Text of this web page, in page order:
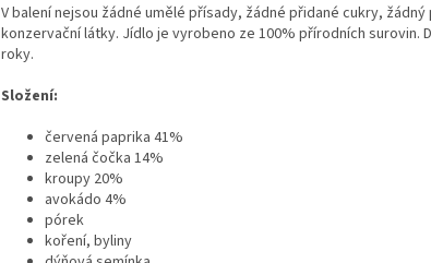
V balení nejsou žádné umělé přísady, žádné přidané cukry,
konzervační látky. Jídlo je vyrobeno ze 100% přírodních surovin.
roky.
Složení:
červená paprika 41%
zelená čočka 14%
kroupy 20%
avokádo 4%
pórek
koření, byliny